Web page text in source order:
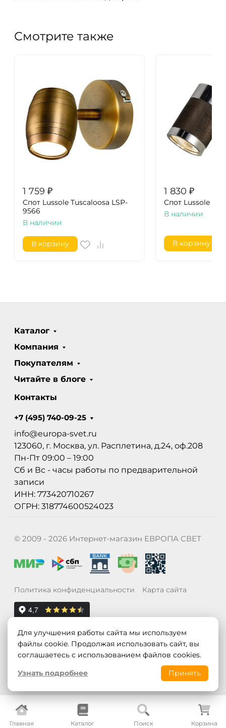
Главная Каталог Поиск Корзина
Смотрите также
1 759 ₽
Спот Lussole Tuscaloosa LSP-
9566
В наличии
В корзину
1 830 ₽
Спот Lussole
В наличии
В корзину
Каталог
Компания
Покупателям
Читайте в блоге
Контакты
+7 (495) 740-09-25
info@europa-svet.ru
123060, г. Москва, ул. Расплетина, д.24, оф.208
Пн-Пт 09:00 – 19:00
Сб и Вс - часы работы по предварительной
записи
ИНН: 773420710267
ОГРН: 318774600524023
© 2009 - 2026 Интернет-магазин ЕВРОПА СВЕТ
Политика конфиденциальности Карта сайта
Для улучшения работы сайта мы используем
файлы cookie. Продолжая использовать сайт, вы
соглашаетесь с использованием файлов cookies.
Узнать подробнее
Принять